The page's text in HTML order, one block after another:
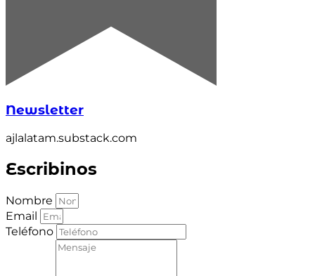
Newsletter
ajlalatam.substack.com
Escribinos
Nombre
Email
Teléfono